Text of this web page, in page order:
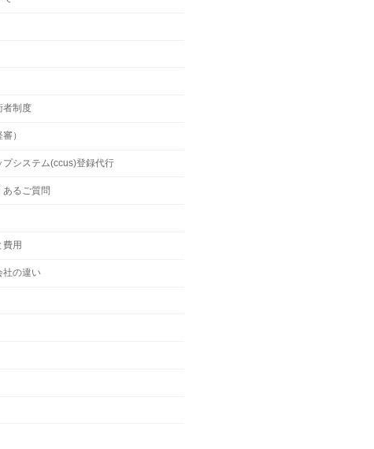
者制度
）
システム(ccus)登録代行
あるご質問
費用
社の違い